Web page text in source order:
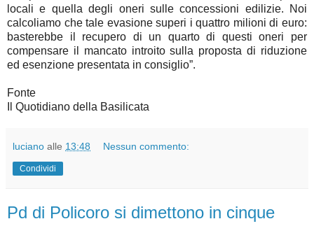
locali e quella degli oneri sulle concessioni edilizie. Noi
calcoliamo che tale evasione superi i quattro milioni di euro:
basterebbe il recupero di un quarto di questi oneri per
compensare il mancato introito sulla proposta di riduzione
ed esenzione presentata in consiglio”.
Fonte
Il Quotidiano della Basilicata
luciano alle 13:48 Nessun commento:
Condividi
Pd di Policoro si dimettono in cinque